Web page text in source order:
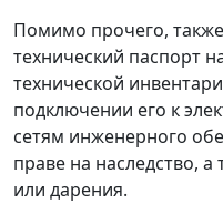
Помимо прочего,
технический паспорт
технической
подключении его к
сетям инженерного
праве на наследство,
или дарения.